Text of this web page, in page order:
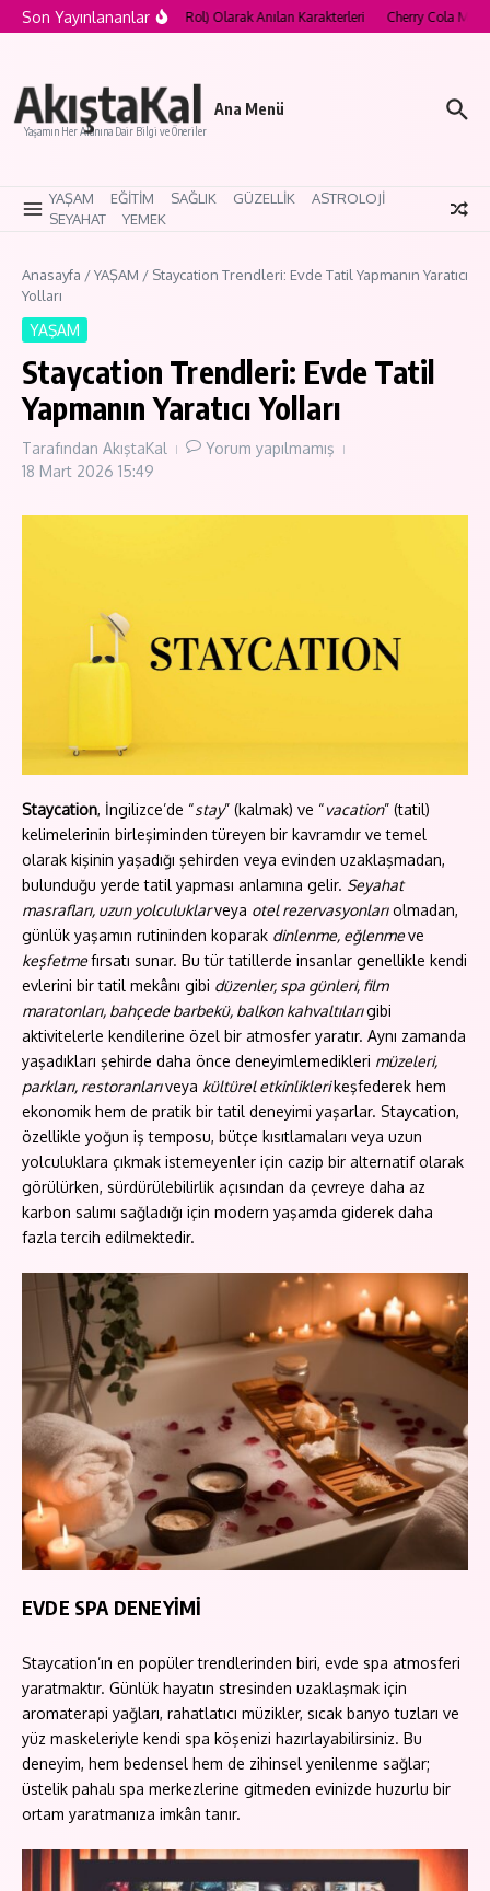
İçeriğe atla
Son Yayınlananlar
“Curse Role” (Lanetli Rol) Olarak Anılan Karakterleri Cherry Cola
AkıştaKal
Yaşamın Her Alanına Dair Bilgi ve Öneriler
Ana Menü
YAŞAM EĞİTİM SAĞLIK GÜZELLİK
ASTROLOJİ
SEYAHAT
YEMEK
Anasayfa /YAŞAM / Staycation Trendleri: Evde Tatil Yapmanın Yaratıcı
Yolları
YAŞAM
Staycation Trendleri: Evde Tatil
Yapmanın Yaratıcı Yolları
Tarafından AkıştaKal
Yorum yapılmamış
18 Mart 2026 15:49
Staycation, İngilizce’de “stay” (kalmak) ve “vacation” (tatil)
kelimelerinin birleşiminden türeyen bir kavramdır ve temel
olarak kişinin yaşadığı şehirden veya evinden uzaklaşmadan,
bulunduğu yerde tatil yapması anlamına gelir. Seyahat
masrafları, uzun yolculuklarveya otel rezervasyonlarıolmadan,
günlük yaşamın rutininden koparak dinlenme, eğlenmeve
keşfetmefırsatı sunar. Bu tür tatillerde insanlar genellikle kendi
evlerini bir tatil mekânı gibi düzenler, spa günleri, film
maratonları, bahçede barbekü, balkon kahvaltılarıgibi
aktivitelerle kendilerine özel bir atmosfer yaratır. Aynı zamanda
yaşadıkları şehirde daha önce deneyimlemedikleri müzeleri,
parkları, restoranlarıveya kültürel etkinliklerikeşfederek hem
ekonomik hem de pratik bir tatil deneyimi yaşarlar. Staycation,
özellikle yoğun iş temposu, bütçe kısıtlamaları veya uzun
yolculuklara çıkmak istemeyenler için cazip bir alternatif olarak
görülürken, sürdürülebilirlik açısından da çevreye daha az
karbon salımı sağladığı için modern yaşamda giderek daha
fazla tercih edilmektedir.
EVDE SPA DENEYİMİ
Staycation’ın en popüler trendlerinden biri, evde spa atmosferi
yaratmaktır. Günlük hayatın stresinden uzaklaşmak için
aromaterapi yağları, rahatlatıcı müzikler, sıcak banyo tuzları ve
yüz maskeleriyle kendi spa köşenizi hazırlayabilirsiniz. Bu
deneyim, hem bedensel hem de zihinsel yenilenme sağlar;
üstelik pahalı spa merkezlerine gitmeden evinizde huzurlu bir
ortam yaratmanıza imkân tanır.